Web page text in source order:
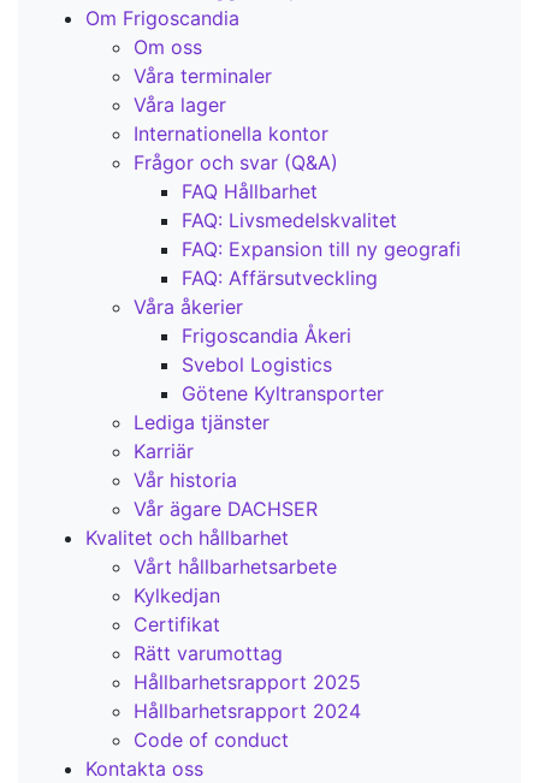
Om Frigoscandia
Om oss
Våra terminaler
Våra lager
Internationella kontor
Frågor och svar (Q&A)
FAQ Hållbarhet
FAQ: Livsmedelskvalitet
FAQ: Expansion till ny geografi
FAQ: Affärsutveckling
Våra åkerier
Frigoscandia Åkeri
Svebol Logistics
Götene Kyltransporter
Lediga tjänster
Karriär
Vår historia
Vår ägare DACHSER
Kvalitet och hållbarhet
Vårt hållbarhetsarbete
Kylkedjan
Certifikat
Rätt varumottag
Hållbarhetsrapport 2025
Hållbarhetsrapport 2024
Code of conduct
Kontakta oss